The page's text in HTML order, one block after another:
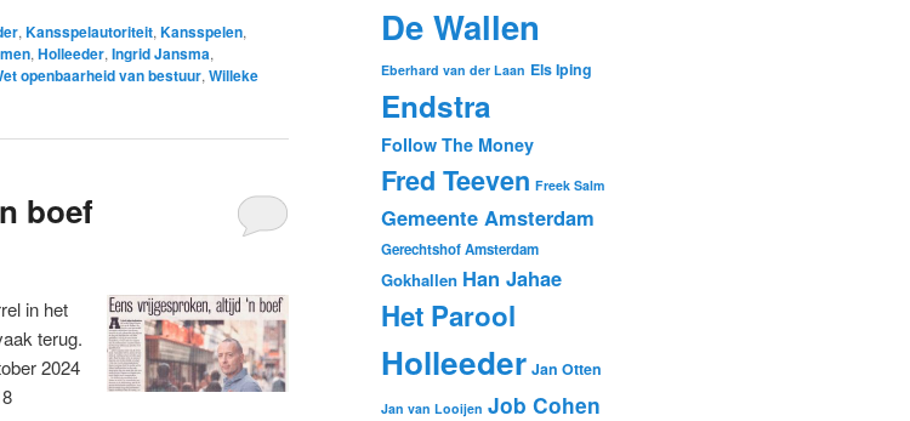
, Kansspelautoriteit, Kansspelen,
, Holleeder, Ingrid Jansma,
openbaarheid van bestuur, Willeke
boef
in het
terug.
2024
De Wallen
Eberhard van der Laan Els Iping
Endstra
Follow The Money
Fred Teeven Freek Salm
Gemeente Amsterdam
Gerechtshof Amsterdam
Gokhallen Han Jahae
Het Parool
Holleeder Jan Otten
Jan van Looijen Job Cohen